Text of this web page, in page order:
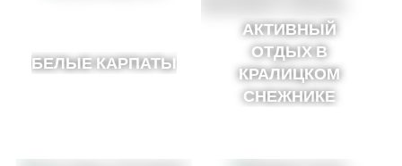
БЕЛЫЕ КАРПАТЫ
АКТИВНЫЙ
ОТДЫХ В
КРАЛИЦКОМ
СНЕЖНИКЕ